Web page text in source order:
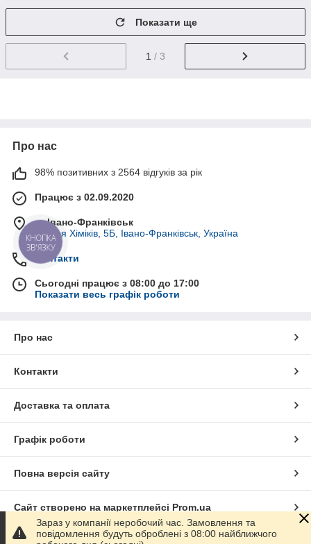
Показати ще
1 / 3
Про нас
98% позитивних з 2564 відгуків за рік
Працює з 02.09.2020
м. Івано-Франківськ
вулиця Хіміків, 5Б, Івано-Франківськ, Україна
Контакти
Сьогодні працює з 08:00 до 17:00
Показати весь графік роботи
Про нас
Контакти
Доставка та оплата
Графік роботи
Повна версія сайту
Сайт створено на маркетплейсі Prom.ua
Політика конфіденційності
Зараз у компанії неробочий час. Замовлення та
повідомлення будуть оброблені з 08:00 найближчого
КНОПКА
ЗВ'ЯЗКУ